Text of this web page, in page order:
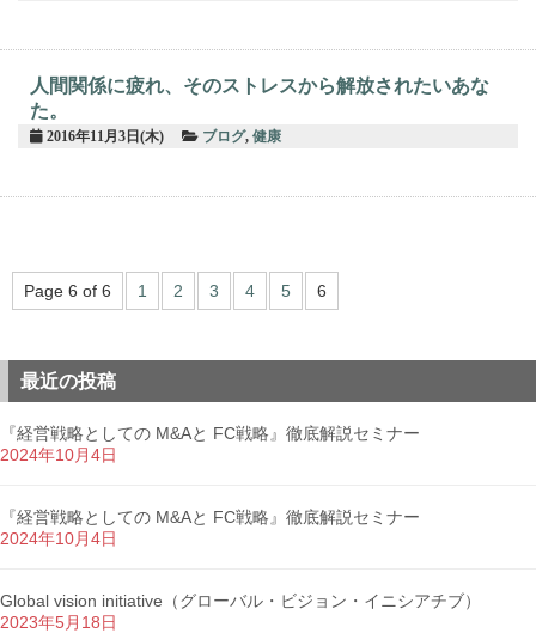
人間関係に疲れ、そのストレスから解放されたいあな
た。
2016年11月3日(木) ブログ, 健康
Page 6 of 6 1 2 3 4 5 6
最近の投稿
『経営戦略としての M&Aと FC戦略』徹底解説セミナー
2024年10月4日
『経営戦略としての M&Aと FC戦略』徹底解説セミナー
2024年10月4日
Global vision initiative（グローバル・ビジョン・イニシアチブ）
2023年5月18日